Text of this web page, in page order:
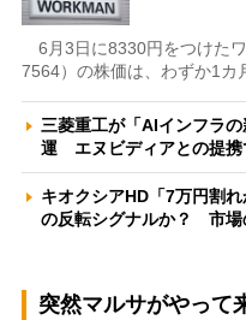
6月3日に8330円をつけた
7564）の株価は、わずか1カ
三菱重工が「AIインフラ
運 エヌビディアとの提
キオクシアHD「7万円割
の反転シグナルか？ 市
突然マルサがやって